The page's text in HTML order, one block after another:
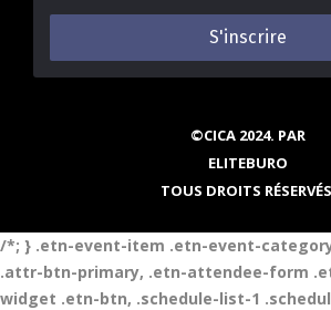
*
©CICA 2024. PAR
ELITEBURO
TOUS DROITS
/*; } .etn-event-item .etn-event-
.attr-btn-primary, .etn-attendee-form
widget .etn-btn, .schedule-list-1